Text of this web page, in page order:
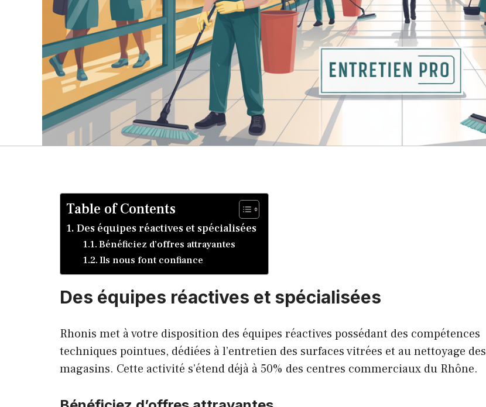
Table of Contents
Des équipes réactives et spécialisées
Bénéficiez d’offres attrayantes
Ils nous font confiance
Des équipes réactives et spécialisées
Rhonis met à votre disposition des équipes réactives possédant des compétences
techniques pointues, dédiées à l’entretien des surfaces vitrées et au nettoyage des
magasins. Cette activité s’étend déjà à 50% des centres commerciaux du Rhône.